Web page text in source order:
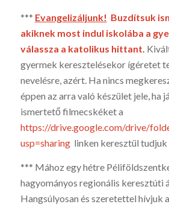
*** Evangelizáljunk! Buz­dítsuk
akiknek most indul iskolába a
válassza a katolikus hit­tant.
gyermek kereszte­lésekor ígéretet
nevelésre, azért. Ha nincs
éppen az arra való készület jele, ha
ismerte­tő filmecskéket a
https://drive.google.com/drive/
usp=sharinglinken keresztül
*** Mához egy hétre
hagyományos regio­nális keresztúti
Hangsúlyosan és szeretettel hívjuk